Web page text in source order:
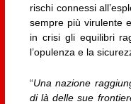
rischi connessi
sempre più virulente
in crisi gli equilibri
l’opulenza e la
“Una nazione
di là delle sue